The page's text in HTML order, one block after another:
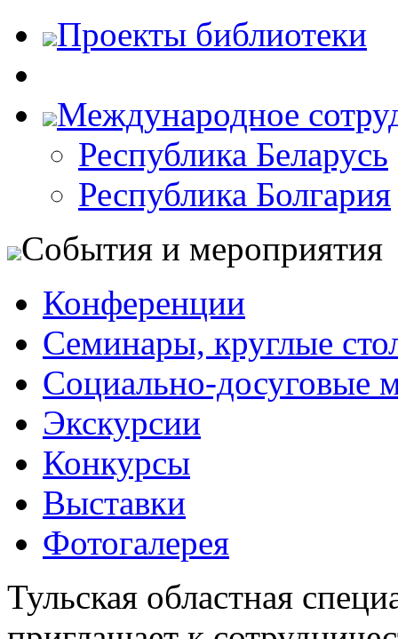
Проекты библиотеки
Международное
Республика Беларусь
Республика Болгария
События и мероприятия
Конференции
Семинары, круглые
Социально-досуговые
Экскурсии
Конкурсы
Выставки
Фотогалерея
Тульская областная